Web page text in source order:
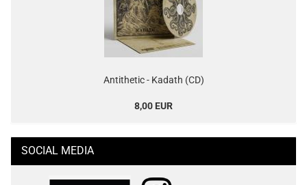
Antithetic - Kadath (CD)
8,00 EUR
SOCIAL MEDIA